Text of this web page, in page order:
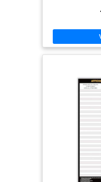
restaurants, les
Idéal pour les
cafés, les
alimentaires, les
une typographie
rapide dans
occupés. 🛡️
promouvoir la
alimentaires et
aliments plus
d'allergènes
Impression
mural
détails nets et
adapté pour